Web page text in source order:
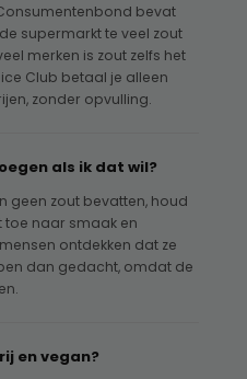
bevat
supermarkt te veel zout
merken is zout zelfs het
Club betaal je alleen
zonder opvulling.
als ik dat wil?
geen zout bevatten, houd
toe naar smaak en
ontdekken dat ze
dan gedacht, omdat de
en vegan?